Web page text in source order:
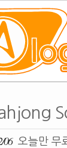
06 오늘만 무